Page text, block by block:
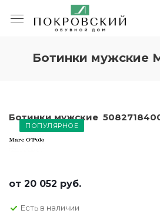
Ботинки мужские
ПОПУЛЯРНОЕ
Ботинки мужские
от 20 052 руб.
Есть в наличии